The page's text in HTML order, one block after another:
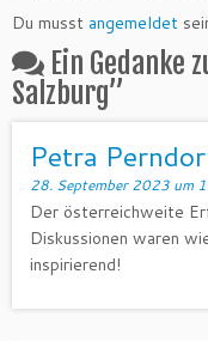
Du musst angemeldet
Ein Gedanke
Salzburg”
Petra
28. September 2023 um
Der österreichweite
Diskussionen waren
inspirierend!